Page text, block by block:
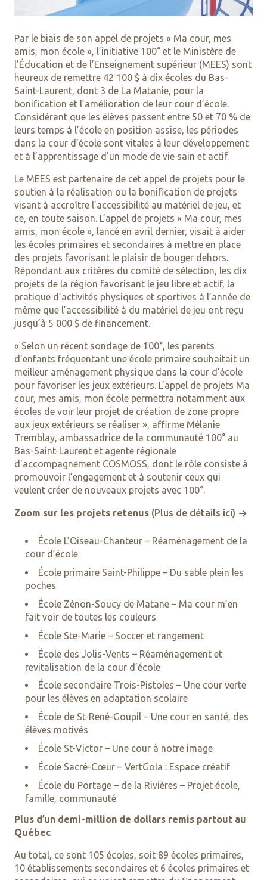
Par le biais de son appel de projets « Ma cour, mes
amis, mon école », l’initiative 100° et le Ministère de
l’Éducation et de l’Enseignement supérieur (MEES) sont
heureux de remettre 42 100 $ à dix écoles du Bas-
Saint-Laurent, dont 3 de La Matanie, pour la
bonification et l’amélioration de leur cour d’école.
Considérant que les élèves passent entre 50 et 70 % de
leurs temps à l’école en position assise, les périodes
dans la cour d’école sont vitales à leur développement
et à l’apprentissage d’un mode de vie sain et actif.
Le MEES est partenaire de cet appel de projets pour le
soutien à la réalisation ou la bonification de projets
visant à accroître l’accessibilité au matériel de jeu, et
ce, en toute saison. L’appel de projets « Ma cour, mes
amis, mon école », lancé en avril dernier, visait à aider
les écoles primaires et secondaires à mettre en place
des projets favorisant le plaisir de bouger dehors.
Répondant aux critères du comité de sélection, les dix
projets de la région favorisant le jeu libre et actif, la
pratique d’activités physiques et sportives à l’année de
même que l’accessibilité à du matériel de jeu ont reçu
jusqu’à 5 000 $ de financement.
« Selon un récent sondage de 100°, les parents
d’enfants fréquentant une école primaire souhaitait un
meilleur aménagement physique dans la cour d’école
pour favoriser les jeux extérieurs. L’appel de projets Ma
cour, mes amis, mon école permettra notamment aux
écoles de voir leur projet de création de zone propre
aux jeux extérieurs se réaliser », affirme Mélanie
Tremblay, ambassadrice de la communauté 100° au
Bas-Saint-Laurent et agente régionale
d'accompagnement COSMOSS, dont le rôle consiste à
promouvoir l’engagement et à soutenir ceux qui
veulent créer de nouveaux projets avec 100°.
Zoom sur les projets retenus (Plus de détails ici)
École L’Oiseau-Chanteur – Réaménagement de la
cour d’école
École primaire Saint-Philippe – Du sable plein les
poches
École Zénon-Soucy de Matane – Ma cour m’en
fait voir de toutes les couleurs
École Ste-Marie – Soccer et rangement
École des Jolis-Vents – Réaménagement et
revitalisation de la cour d’école
École secondaire Trois-Pistoles – Une cour verte
pour les élèves en adaptation scolaire
École de St-René-Goupil – Une cour en santé, des
élèves motivés
École St-Victor – Une cour à notre image
École Sacré-Cœur – VertGola : Espace créatif
École du Portage – de la Rivières – Projet école,
famille, communauté
Plus d’un demi-million de dollars remis partout au
Québec
Au total, ce sont 105 écoles, soit 89 écoles primaires,
10 établissements secondaires et 6 écoles primaires et